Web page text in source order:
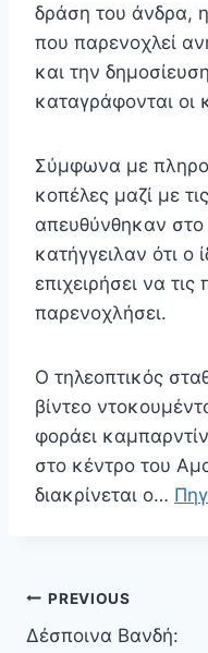
δράση του άνδρα,
που παρενοχλεί
και την
καταγράφονται οι
Σύμφωνα με
κοπέλες μαζί με
απευθύνθηκαν στο
κατήγγειλαν ότι ο
επιχειρήσει να τις
παρενοχλήσει.
Ο τηλεοπτικός
βίντεο
φοράει
στο κέντρο του
διακρίνεται ο…
Πλοήγηση
άρθρων
PREVIOUS
Δέσποινα Βανδή: